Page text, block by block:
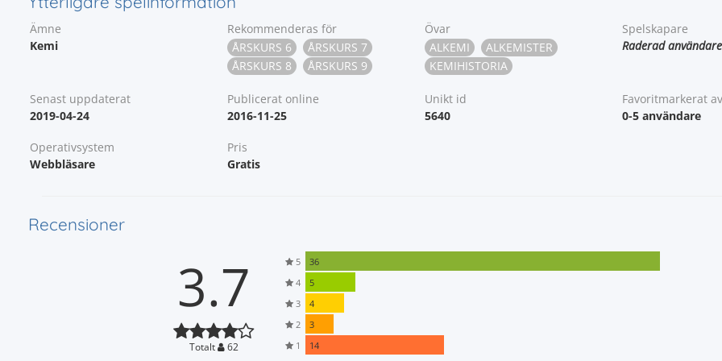
Ämne
Kemi
Rekommenderas för
ÅRSKURS 6
ÅRSKURS 7
ÅRSKURS 8
ÅRSKURS 9
Övar
ALKEMI
ALKEMISTER
KEMIHISTORIA
Spelskapare
Raderad användare
Senast uppdaterat
2019-04-24
Publicerat online
2016-11-25
Unikt id
5640
Favoritmarkerat av
0-5 användare
Operativsystem
Webbläsare
Pris
Gratis
Recensioner
3.7
Totalt 62
5
36
4
5
3
4
2
3
1
14